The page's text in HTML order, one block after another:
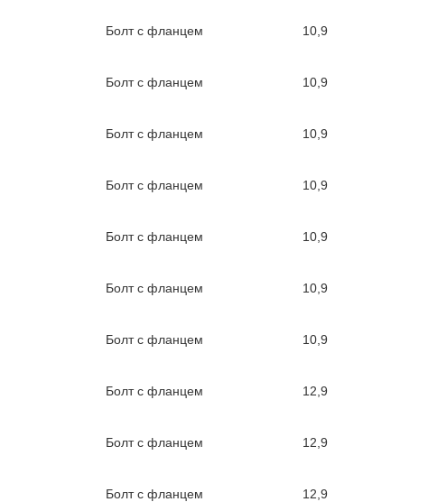
Болт с фланцем 10,9
Болт с фланцем 10,9
Болт с фланцем 10,9
Болт с фланцем 10,9
Болт с фланцем 10,9
Болт с фланцем 10,9
Болт с фланцем 10,9
Болт с фланцем 12,9
Болт с фланцем 12,9
Болт с фланцем 12,9